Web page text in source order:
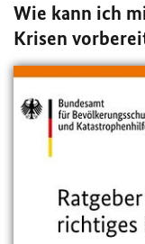
Wie kann ich
Krisen